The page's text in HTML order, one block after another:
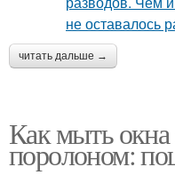
читать дальше →
Как мыть
поролоном: